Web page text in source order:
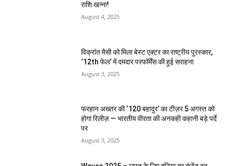
राशि खन्ना!
August 4, 2025
विक्रांत मैसी को मिला बेस्ट एक्टर का राष्ट्रीय पुरस्कार,
‘12th फेल’ में दमदार परफॉर्मेंस की हुई सराहना
August 3, 2025
फरहान अख्तर की ‘120 बहादुर’ का टीज़र 5 अगस्त को
होगा रिलीज़ — भारतीय वीरता की अनकही कहानी बड़े पर्दे
पर
August 3, 2025